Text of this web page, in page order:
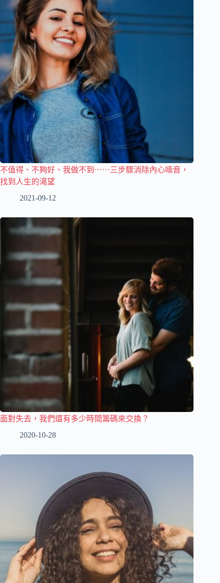
不值得、不夠好、我做不到⋯⋯三步驟消除內心噪音，
找到人生的渴望
2021-09-12
面對失去，我們還有多少時間籌碼來交換？
2020-10-28